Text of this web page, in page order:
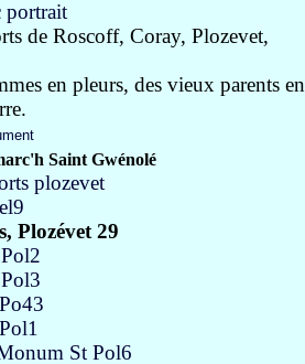
de Roscoff, Coray, Plozevet,
en pleurs, des vieux parents en
Saint Gwénolé
Plozévet 29